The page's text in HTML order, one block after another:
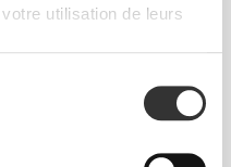
utilisation de leurs
PARFAIT